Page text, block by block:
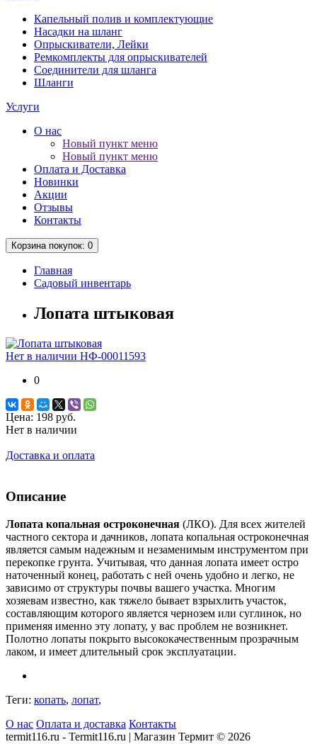
Капельный полив и комплектующие
Насадки на шланг
Опрыскиватели, Лейки
Ремкомплекты для опрыскивателей
Соединители для шланга
Шланги
Услуги
О нас
Новый пункт меню
Новый пункт меню
Оплата и Доставка
Новинки
Акции
Отзывы
Контакты
Корзина покупок: 0
Главная
Садовый инвентарь
Лопата штыковая
Нет в наличии НФ-00011593
0
Цена: 198 руб.
Нет в наличии
Доставка и оплата
Описание
Лопата копальная остроконечная (ЛКО). Для всех жителей
частного сектора и дачников, лопата копальная остроконечная
является самым надежным и незаменимым инструментом при
перекопке грунта. Учитывая, что данная лопата имеет остро
наточенный конец, работать с ней очень удобно и легко, не
зависимо от структуры почвы вашего участка. Многим
хозяевам известно, как тяжело бывает взрыхлить участок,
составляющим которого является чернозем или суглинок, но
применяя именно эту лопату, у вас проблем не возникнет.
Полотно лопаты покрыто высококачественным прозрачным
лаком, и имеет длительный срок эксплуатации.
Теги: копать, лопат,
О нас Оплата и доставка Контакты
termit116.ru - Termit116.ru | Магазин Термит © 2026